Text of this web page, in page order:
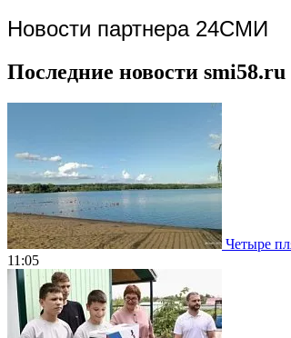
Новости партнера 24СМИ
Последние новости smi58.ru
Четыре
11:05